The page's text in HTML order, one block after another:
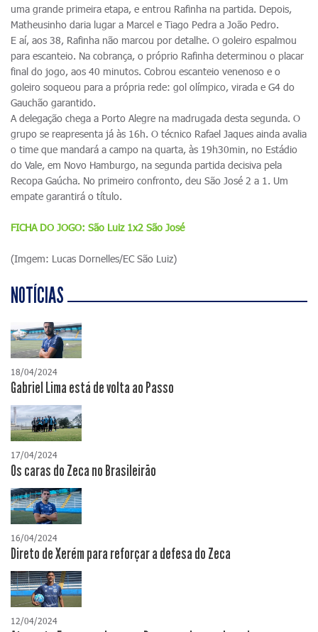
uma grande primeira etapa, e entrou Rafinha na partida. Depois,
Matheusinho daria lugar a Marcel e Tiago Pedra a João Pedro.
E aí, aos 38, Rafinha não marcou por detalhe. O goleiro espalmou
para escanteio. Na cobrança, o próprio Rafinha determinou o placar
final do jogo, aos 40 minutos. Cobrou escanteio venenoso e o
goleiro soqueou para a própria rede: gol olímpico, virada e G4 do
Gauchão garantido.
A delegação chega a Porto Alegre na madrugada desta segunda. O
grupo se reapresenta já às 16h. O técnico Rafael Jaques ainda avalia
o time que mandará a campo na quarta, às 19h30min, no Estádio
do Vale, em Novo Hamburgo, na segunda partida decisiva pela
Recopa Gaúcha. No primeiro confronto, deu São José 2 a 1. Um
empate garantirá o título.
FICHA DO JOGO: São Luiz 1x2 São José
(Imgem: Lucas Dornelles/EC São Luiz)
NOTÍCIAS
18/04/2024
Gabriel Lima está de volta ao Passo
17/04/2024
Os caras do Zeca no Brasileirão
16/04/2024
Direto de Xerém para reforçar a defesa do Zeca
12/04/2024